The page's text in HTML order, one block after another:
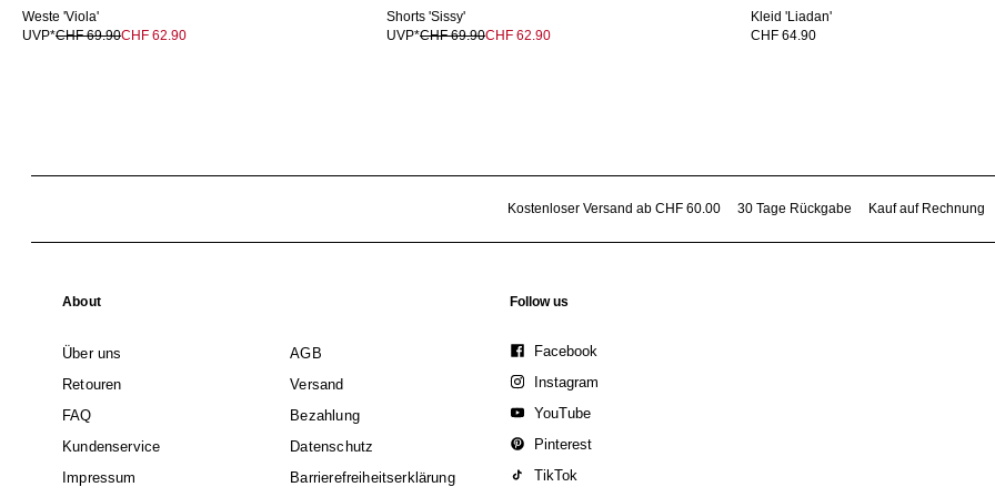
Weste 'Viola'
UVP*CHF 69.90CHF 62.90
Shorts 'Sissy'
UVP*CHF 69.90CHF 62.90
Kleid 'Liadan'
CHF 64.90
Kostenloser Versand ab CHF 60.00 30 Tage Rückgabe Kauf auf Rechnung
About
Über uns
AGB
Retouren
Versand
FAQ
Bezahlung
Kundenservice
Datenschutz
Impressum
Barrierefreiheitserklärung
Follow us
Facebook
Instagram
YouTube
Pinterest
TikTok